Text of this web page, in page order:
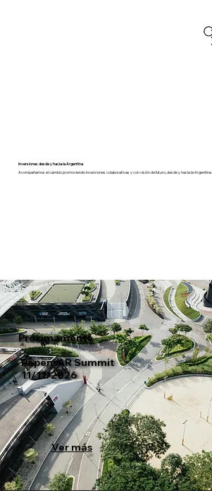
Inversiones desde y hacia la Argentina
Acompañamos el cambio promoviendo inversiones colaborativas y con visión de futuro, desde y hacia la Argentina.
RepensAR Summit
11/11/2026
Próximamente
Ver más